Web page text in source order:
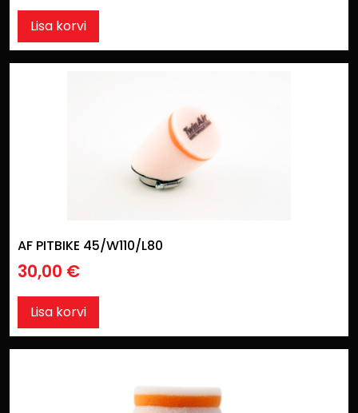
Lisa korvi
AF PITBIKE 45/W110/L80
30,00 €
Lisa korvi